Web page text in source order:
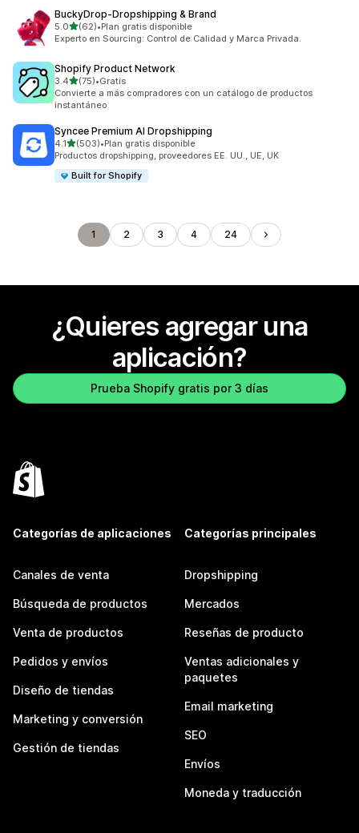
BuckyDrop‑Dropshipping & Brand
5.0de 5 estrellas
(62)
62 reseñas en total
•Plan gratis disponible
Experto en Sourcing: Control de Calidad y Marca Privada.
Shopify Product Network
3.4de 5 estrellas
(75)
75 reseñas en total
•Gratis
Convierte a más compradores con un catálogo de productos
instantáneo
Syncee Premium AI Dropshipping
4.1de 5 estrellas
(503)
503 reseñas en total
•Plan gratis disponible
Productos dropshipping, proveedores EE. UU., UE, UK
Built for Shopify
1 2 3 4 24
¿Quieres agregar una
aplicación?
Prueba Shopify gratis por 3 días
Categorías de aplicaciones
Canales de venta
Búsqueda de productos
Venta de productos
Pedidos y envíos
Diseño de tiendas
Marketing y conversión
Gestión de tiendas
Categorías principales
Dropshipping
Mercados
Reseñas de producto
Ventas adicionales y
paquetes
Email marketing
SEO
Envíos
Moneda y traducción